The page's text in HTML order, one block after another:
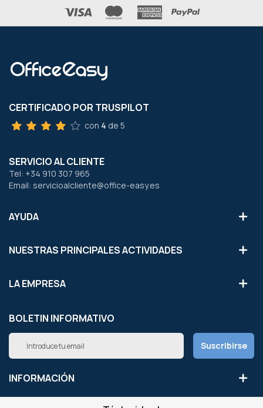
CERTIFICADO POR TRUSPILOT
con 4 de 5
SERVICIO AL CLIENTE
Tel: +34 910 307 965
Email: servicioalcliente@office-easy.es
AYUDA
NUESTRAS PRINCIPALES ACTIVIDADES
LA EMPRESA
BOLETIN INFORMATIVO
Inscríbete
nuestro
boletín
de
noticias:
Suscribirse
INFORMACIÓN